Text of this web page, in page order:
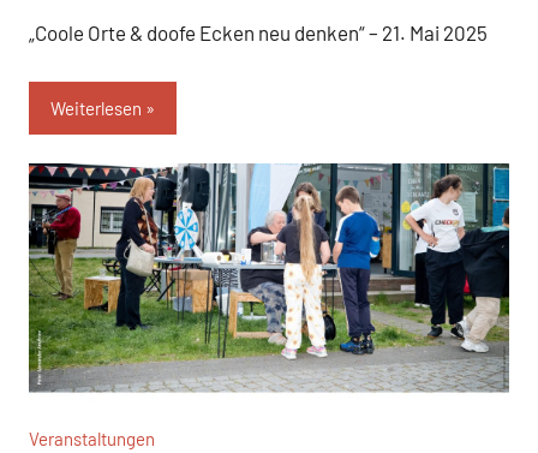
Braun
„Coole Orte & doofe Ecken neu denken“ – 21. Mai 2025
Weiterlesen
Veranstaltungen